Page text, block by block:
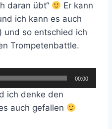
daran übt“
Er kann
ich kann es auch
und so entschied ich
Trompetenbattle.
00:00
ich denke den
auch gefallen